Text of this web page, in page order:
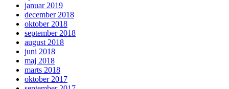
januar 2019
december 2018
oktober 2018
september 2018
august 2018
juni 2018
maj 2018
marts 2018
oktober 2017